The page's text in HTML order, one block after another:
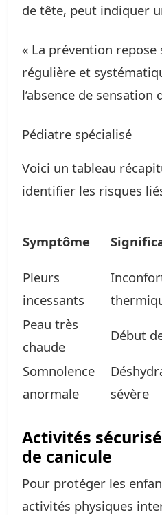
de tête, peut indiquer
« La prévention
régulière et
l’absence de sensation
Pédiatre spécialisé
Voici un tableau
identifier les risques
Symptôme
Pleurs
incessants
Peau très
chaude
Début
Somnolence
anormale
sévère
Activités
de canicule
Pour protéger les
activités physiques